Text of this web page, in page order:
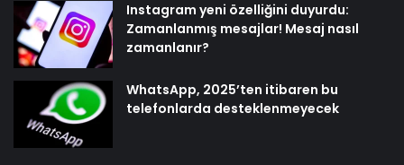
Instagram yeni özelliğini duyurdu:
Zamanlanmış mesajlar! Mesaj nasıl
zamanlanır?
WhatsApp, 2025’ten itibaren bu
telefonlarda desteklenmeyecek